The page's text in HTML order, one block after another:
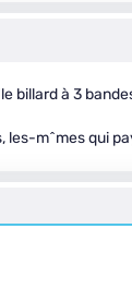
billard à 3
les-m^mes qui
tout ça, oui la